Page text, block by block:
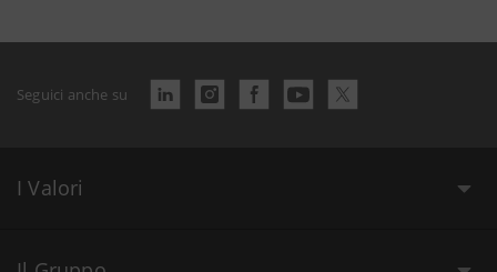
Seguici anche su
I Valori